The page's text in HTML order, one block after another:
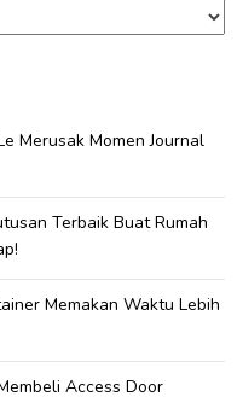
Merusak Momen Journal
Terbaik Buat Rumah
Memakan Waktu Lebih
Access Door